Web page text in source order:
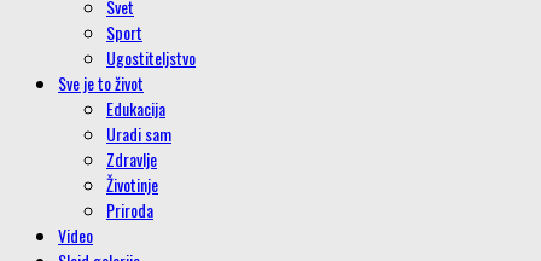
Svet
Sport
Ugostiteljstvo
Sve je to život
Edukacija
Uradi sam
Zdravlje
Životinje
Priroda
Video